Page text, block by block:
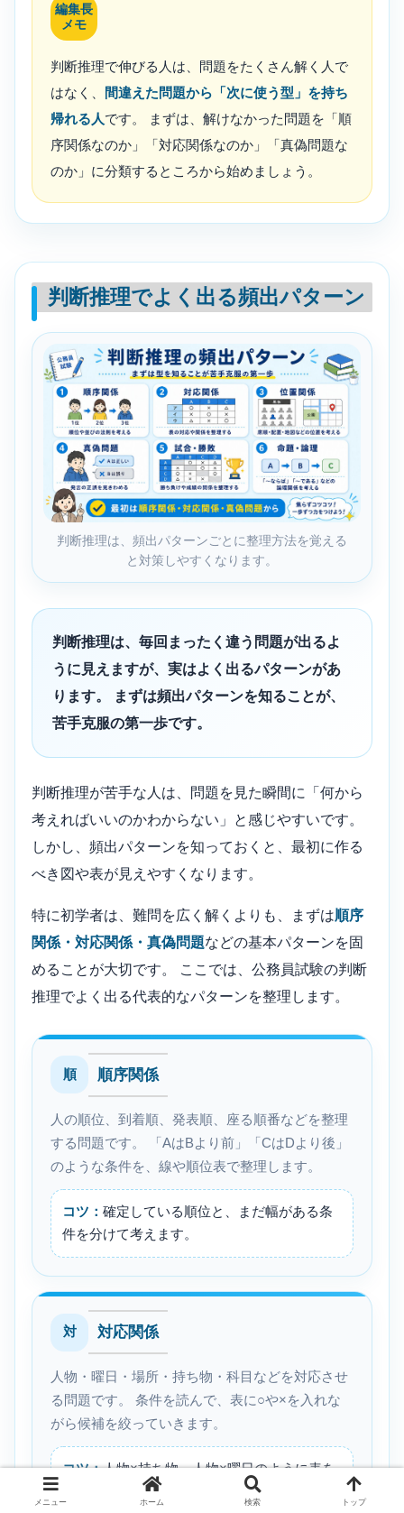
編集長
メモ
判断推理で伸びる人は、問題をたくさん解く人で
はなく、
間違えた問題から「次に使う型」を持ち
帰れる人です。 まずは、解けなかった問題を「順
序関係なのか」「対応関係なのか」「真偽問題な
のか」に分類するところから始めましょう。
判断推理でよく出る頻出パターン
判断推理は、頻出パターンごとに整理方法を覚える
と対策しやすくなります。
判断推理は、毎回まったく違う問題が出るよ
うに見えますが、実はよく出るパターンがあ
ります。 まずは頻出パターンを知ることが、
苦手克服の第一歩です。
判断推理が苦手な人は、問題を見た瞬間に「何から
考えればいいのかわからない」と感じやすいです。
しかし、頻出パターンを知っておくと、最初に作る
べき図や表が見えやすくなります。
特に初学者は、難問を広く解くよりも、まずは順序
関係・対応関係・真偽問題などの基本パターンを固
めることが大切です。 ここでは、公務員試験の判断
推理でよく出る代表的なパターンを整理します。
順 順序関係
人の順位、到着順、発表順、座る順番などを整理
する問題です。 「AはBより前」「CはDより後」
のような条件を、線や順位表で整理します。
コツ： 確定している順位と、まだ幅がある条
件を分けて考えます。
対 対応関係
人物・曜日・場所・持ち物・科目などを対応させ
る問題です。 条件を読んで、表に○や×を入れな
がら候補を絞っていきます。
コツ：人物×持ち物、人物×曜日のように表を
作って消去します。
メニュー ホーム 検索 トップ